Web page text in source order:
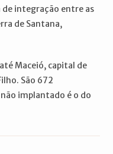
de integração entre as
de Santana,
Maceió, capital de
São 672
implantado é o do